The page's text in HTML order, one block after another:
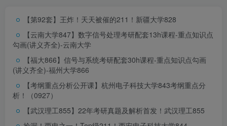
公众号【通信考研小马哥】回复:[东华]获取完整版重点分析
【第92套】王炸！天天被催的211！ 新疆大学828
【云南大学847】数字信号处理考研配套13h课程-重点知识点
勾画(讲义齐全)-云南大学
【福大866】信号与系统考研配套30h课程-重点知识点勾画
(讲义齐全)-福州大学866
【考纲重点分析公开课】杭州电子科技大学843考纲重点分
析！（0927）
【武汉理工855】22年考研真题及解析首发！ 武汉理工855